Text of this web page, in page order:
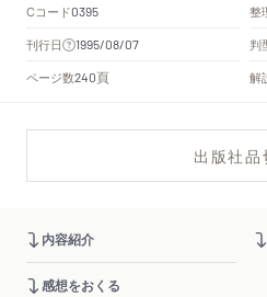
Cコード0395
整
刊行日
1995/08/07 判
ページ数240頁 解
出版社品
内容紹介
感想をおくる